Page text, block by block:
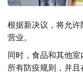
根据新决议，将允
营业。
同时，食品和其他
所有防疫规则，并